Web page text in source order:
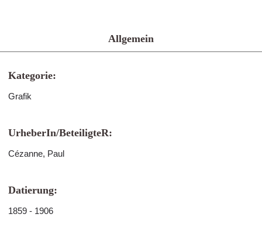
Allgemein
Kategorie:
Grafik
UrheberIn/BeteiligteR:
Cézanne, Paul
Datierung:
1859 - 1906